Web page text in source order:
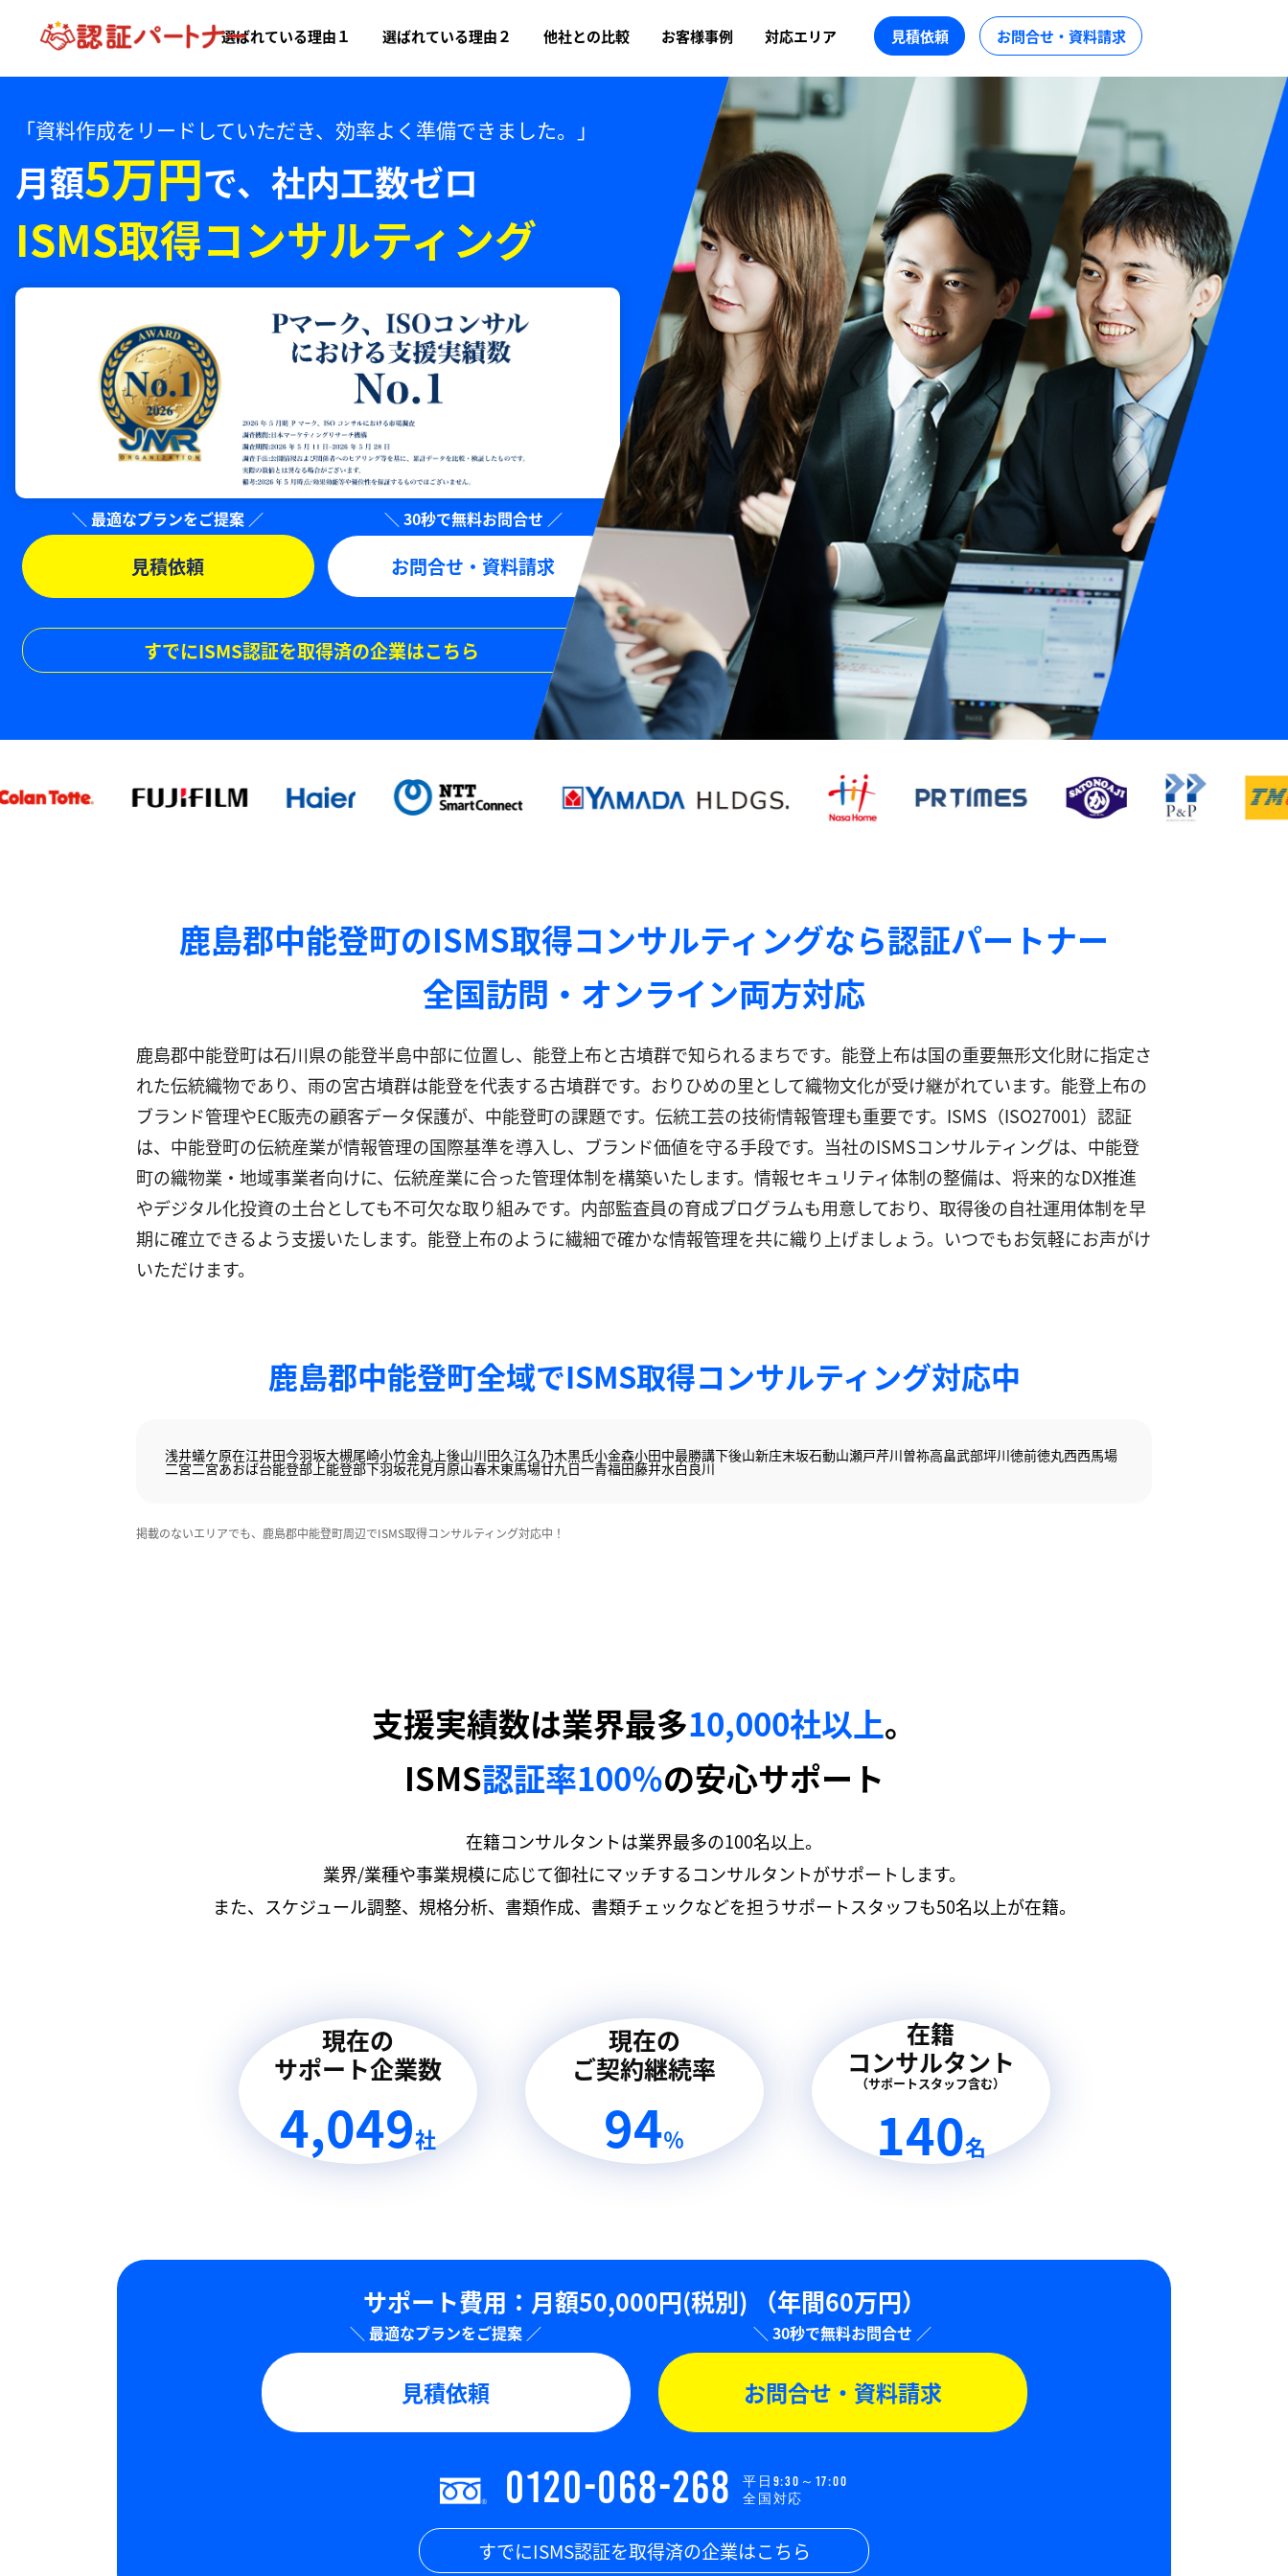
選ばれている理由１ 選ばれている理由２ 他社との比較 お客様事例 対応エリア 見積依頼 お問合せ・資料請求
「資料作成をリードしていただき、効率よく準備できました。」
月額5万円で、社内工数ゼロ
ISMS取得コンサルティング
見積依頼 お問合せ・資料請求
すでにISMS認証を取得済の企業はこちら
鹿島郡中能登町のISMS取得コンサルティングなら認証パートナー
全国訪問・オンライン両方対応
鹿島郡中能登町は石川県の能登半島中部に位置し、能登上布と古墳群で知られるまちです。能登上布は国の重要無形文化財に指定さ
れた伝統織物であり、雨の宮古墳群は能登を代表する古墳群です。おりひめの里として織物文化が受け継がれています。能登上布の
ブランド管理やEC販売の顧客データ保護が、中能登町の課題です。伝統工芸の技術情報管理も重要です。ISMS（ISO27001）認証
は、中能登町の伝統産業が情報管理の国際基準を導入し、ブランド価値を守る手段です。当社のISMSコンサルティングは、中能登
町の織物業・地域事業者向けに、伝統産業に合った管理体制を構築いたします。情報セキュリティ体制の整備は、将来的なDX推進
やデジタル化投資の土台としても不可欠な取り組みです。内部監査員の育成プログラムも用意しており、取得後の自社運用体制を早
期に確立できるよう支援いたします。能登上布のように繊細で確かな情報管理を共に織り上げましょう。いつでもお気軽にお声がけ
いただけます。
鹿島郡中能登町全域でISMS取得コンサルティング対応中
浅井蟻ケ原在江井田今羽坂大槻尾崎小竹金丸 上後山川田久江久乃木黒氏小金森小田中最勝講下後山新庄末坂石動山瀬戸芹川曽祢高畠武部坪川徳前徳丸西西馬場
二宮二宮あおば台能登部上能登部下羽坂花見月原山春木東馬場廿九日一青福田藤井水白良川
掲載のないエリアでも、鹿島郡中能登町周辺でISMS取得コンサルティング対応中！
支援実績数は業界最多10,000社以上。
ISMS認証率100％の安心サポート
在籍コンサルタントは業界最多の100名以上。
業界/業種や事業規模に応じて御社にマッチするコンサルタントがサポートします。
また、スケジュール調整、規格分析、書類作成、書類チェックなどを担うサポートスタッフも50名以上が在籍。
現在の
サポート企業数
4,049社
現在の
ご契約継続率
94％
在籍
コンサルタント
（サポートスタッフ含む）
140名
サポート費用：⽉額50,000円(税別) （年間60万円）
見積依頼 お問合せ・資料請求
0120-068-268
平日9:30～17:00
全国対応
すでにISMS認証を取得済の企業はこちら